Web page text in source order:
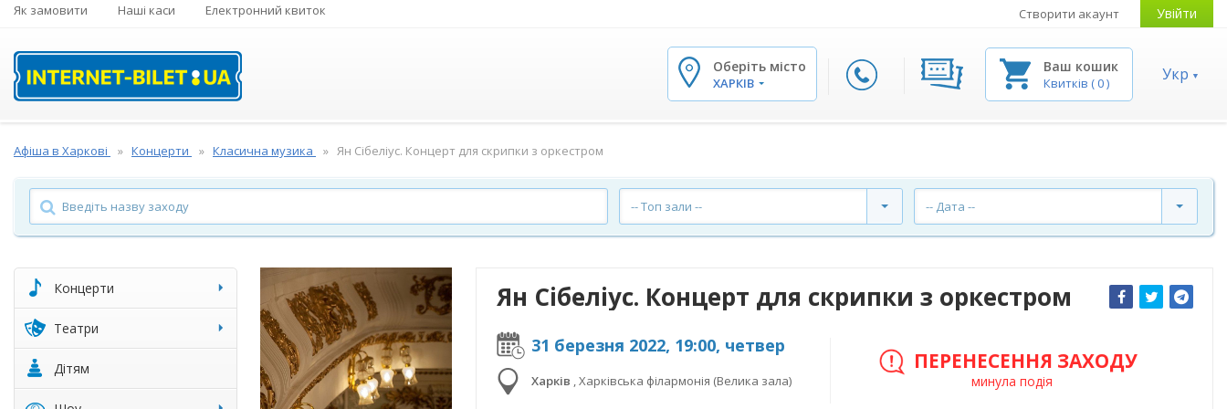
Як замовити Наші каси Електронний квиток Створити акаунт Увійти
Оберіть місто
ХАРКІВ
Ваш кошик
Квитків (0) Укр
Афіша в Харкові Концерти Класична музика Ян Сібеліус. Концерт для скрипки з оркестром
-- Топ зали -- -- Дата --
Концерти
Театри
Дітям
Ян Сібеліус. Концерт для скрипки з оркестром
31 березня 2022, 19:00, четвер
Харків ,Харківська філармонія (Велика зала)
ПЕРЕНЕСЕННЯ ЗАХОДУ
минула подія